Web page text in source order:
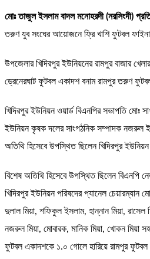
মোঃ তাজুল ইসলাম বাদল মনোহরদী (নরসিংদী)
তরুণ যুব সংঘের আয়োজনে ফ্রি খাশি ফুটবল
উপজেলার খিদিরপুর ইউনিয়নের রামপুর বাজার
ড্রেনেরঘাট ফুটবল একাদশ বনাম রামপুর তরুণ
খিদিরপুর ইউনিয়ন ওয়ার্ড বিএনপির সভাপতি মোঃ
ইউনিয়ন কৃষক দলের সাংগঠনিক সম্পাদক নজরুল
অতিথি হিসেবে উপস্থিত ছিলেন খিদিরপুর
বিশেষ অতিথি হিসেবে উপস্থিত ছিলেন বিএনপি
খিদিরপুর ইউনিয়ন পরিষদের প্যানেল চেয়ারম্যান
দুলাল মিয়া, শফিকুল ইসলাম, হান্নান মিয়া, রাসেল
নজরুল মিয়া, মোবারক, মানিক মিয়া, খোকন মিয়া
ফুটবল একাদশকে ১.০ গোলে হারিয়ে রামপুর